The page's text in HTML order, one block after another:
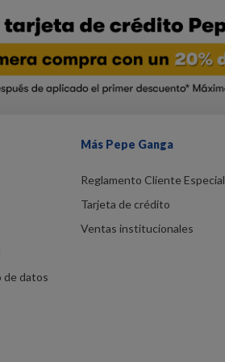
de datos
Más Pepe Ganga
Reglamento Cliente Especial
Tarjeta de crédito
Ventas institucionales